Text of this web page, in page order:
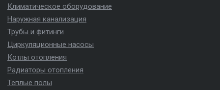
Климатическое оборудование
Наружная канализация
Трубы и фитинги
Циркуляционные насосы
Котлы отопления
Радиаторы отопления
Теплые полы